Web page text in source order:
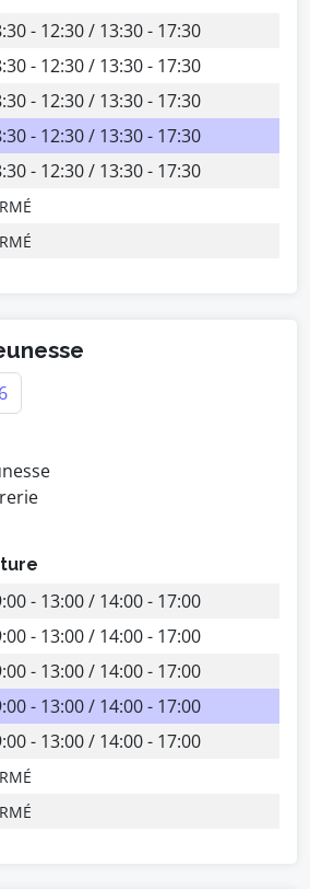
- 12:30 / 13:30 - 17:30
- 12:30 / 13:30 - 17:30
- 12:30 / 13:30 - 17:30
- 12:30 / 13:30 - 17:30
- 12:30 / 13:30 - 17:30
- 13:00 / 14:00 - 17:00
- 13:00 / 14:00 - 17:00
- 13:00 / 14:00 - 17:00
- 13:00 / 14:00 - 17:00
- 13:00 / 14:00 - 17:00